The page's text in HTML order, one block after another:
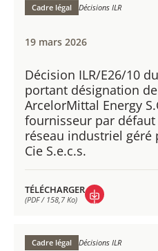
(PDF / 285,0 Ko)
Cadre légal Décisions ILR
19 mars 2026
Décision ILR/E26/10
portant désignation
ArcelorMittal Energy
fournisseur par
réseau industriel géré
Cie S.e.c.s.
TÉLÉCHARGER
(PDF / 158,7 Ko)
(PDF / 158,7 Ko)
Cadre légal Décisions ILR